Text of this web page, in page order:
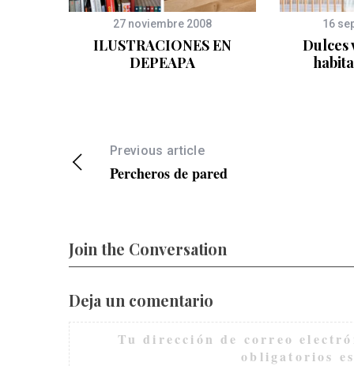
27 noviembre 2008
ILUSTRACIONES EN
DEPEAPA
16
Dulces
Previous article
Percheros de pared
Join the Conversation
Deja un comentario
Tu dirección de correo
obligatorios